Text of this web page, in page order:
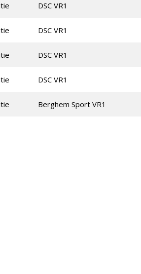
DSC VR1
DSC VR1
DSC VR1
DSC VR1
Berghem Sport VR1